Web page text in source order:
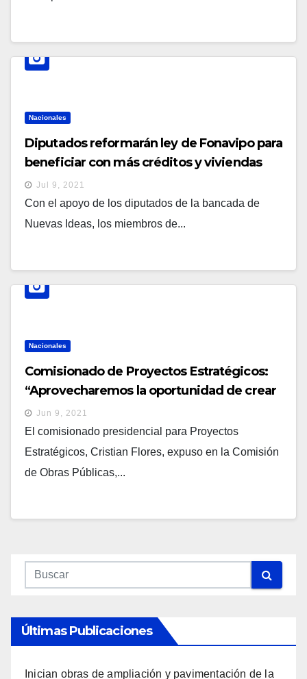
Nacionales
Diputados reformarán ley de Fonavipo para
beneficiar con más créditos y viviendas
populares a salvadoreños
Jul 9, 2021
Con el apoyo de los diputados de la bancada de
Nuevas Ideas, los miembros de...
Nacionales
Comisionado de Proyectos Estratégicos:
“Aprovecharemos la oportunidad de crear
desarrollo en El Salvador” con la
construcción del Aeropuerto del Pacífico
Jun 9, 2021
El comisionado presidencial para Proyectos
Estratégicos, Cristian Flores, expuso en la Comisión
de Obras Públicas,...
Últimas Publicaciones
Inician obras de ampliación y pavimentación de la